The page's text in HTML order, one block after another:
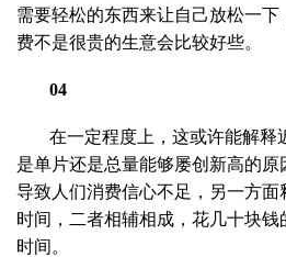
需要轻松的东西来让自己放松一
费不是很贵的生意会比较好些。
04
在一定程度上，这或许能解释
是单片还是总量能够屡创新高的
导致人们消费信心不足，另一方
时间，二者相辅相成，花几十块
时间。